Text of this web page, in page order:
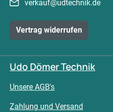
verkauf@udtechnik.de
Vertrag widerrufen
Udo Dömer Technik
Unsere AGB's
Zahlung und Versand